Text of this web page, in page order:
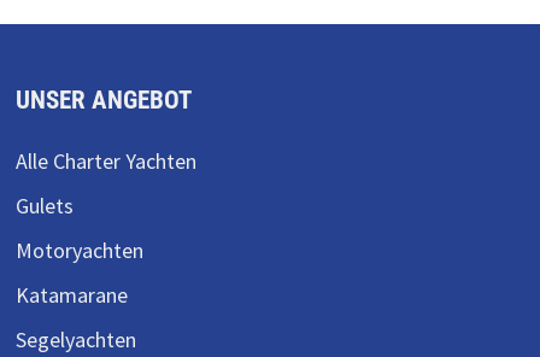
UNSER ANGEBOT
Alle Charter Yachten
Gulets
Motoryachten
Katamarane
Segelyachten